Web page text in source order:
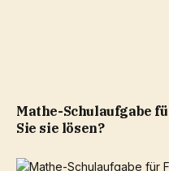
Mathe-Schulaufgabe
Sie sie lösen?